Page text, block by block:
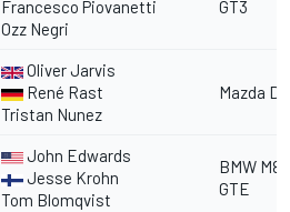
Francesco Piovanetti
Ozz Negri
GT3
Oliver Jarvis
René Rast
Tristan Nunez
Mazda
John Edwards
Jesse Krohn
Tom Blomqvist
BMW M8
GTE